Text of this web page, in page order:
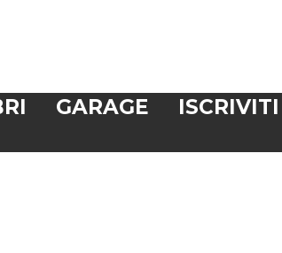
GARAGE ISCRIVITI